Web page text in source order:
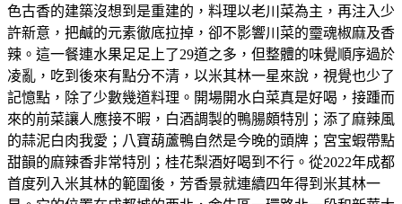
色古香的建築沒想到是重建的，料理以老川菜為主，再注入少
許新意，把鹹的元素徹底拉掉，卻不影響川菜的𩆜魂椒麻及香
辣。這一餐連水果足足上了29道之多，但整體的味覺順序過於
凌亂，吃到後來有點分不清，以米其林一星來說，視覺也少了
記憶點，除了少數幾道料理。開場開水白菜真是好喝，接踵而
來的前菜讓人應接不暇，白酒調製的鴨腸頗特別；添了麻辣風
的蒜泥白肉我愛；八寶葫蘆鴨自然是今晚的頭牌；宮宝蝦帶點
甜韻的麻辣香非常特別；桂花梨酒好喝到不行。從2022年成都
首度列入米其林的範圍後，芳香景就連續四年得到米其林一